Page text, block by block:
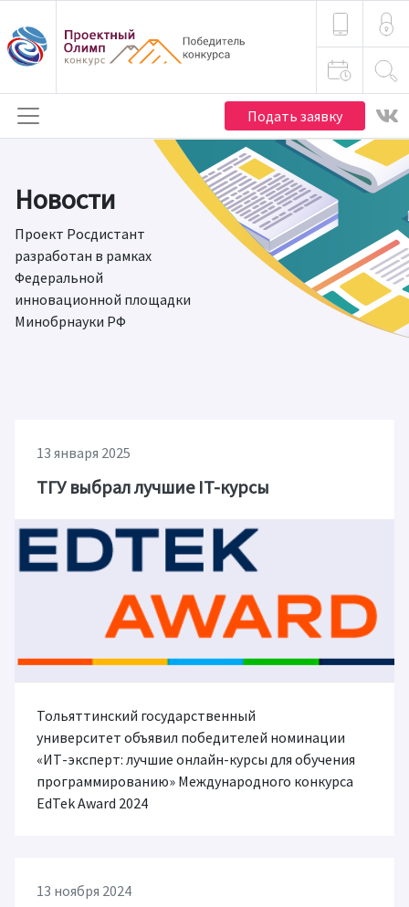
Подать заявку
Новости
Проект Росдистант
разработан в рамках
Федеральной
инновационной площадки
Минобрнауки РФ
13 января 2025
ТГУ выбрал лучшие IT-курсы
Тольяттинский государственный
университет объявил победителей номинации
«ИТ-эксперт: лучшие онлайн-курсы для обучения
программированию» Международного конкурса
EdTek Award 2024
13 ноября 2024